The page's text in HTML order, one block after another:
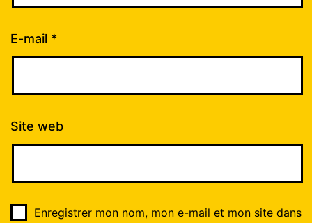
E-mail *
Site web
Enregistrer mon nom, mon e-mail et mon site dans